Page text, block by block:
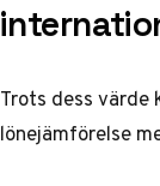
Trots dess värde
lönejämförelse